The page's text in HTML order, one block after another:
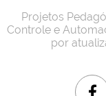
Projetos
Controle e
por